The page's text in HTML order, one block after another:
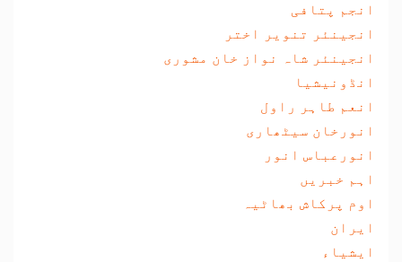
انجم پتافی
انجینئر تنویر اختر
انجینئر شاہ نواز خان مشوری
انڈونیشیا
انعم طاہر راول
انورخان سیٹھاری
انورعباس انور
اہم خبریں
اوم پرکاش بھاٹیہ
ایران
ایشیاء